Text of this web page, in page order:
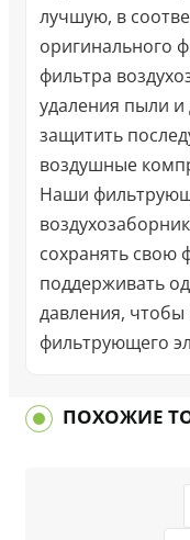
лучшую, в
оригинального
фильтра
удаления пыли и
защитить
воздушные
Наши
сохранять свою
поддерживать
давления,
фильтрующего
ПОХОЖИЕ